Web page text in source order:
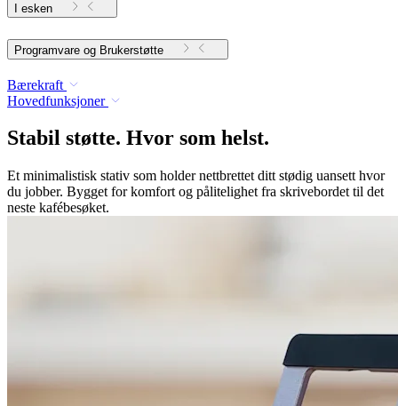
I esken
Programvare og Brukerstøtte
Bærekraft
Hovedfunksjoner
Stabil støtte. Hvor som helst.
Et minimalistisk stativ som holder nettbrettet ditt stødig uansett hvor
du jobber. Bygget for komfort og pålitelighet fra skrivebordet til det
neste kafébesøket.